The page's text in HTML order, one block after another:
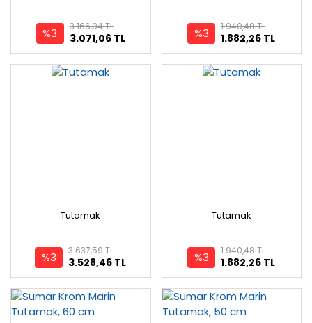
%3 3.071,06 TL
3.166,04 TL %3 1.882,26 TL
1.940,48 TL
Tutamak
%3 3.528,46 TL
3.637,59 TL
Tutamak
%3 1.882,26 TL
1.940,48 TL